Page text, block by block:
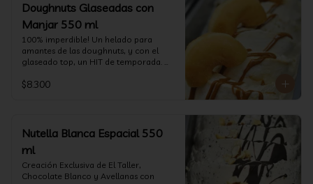
esta Edición es muy Limitada,
aproveche ya de vivir esta fantástica
experiencia!!
Ya disponible en www.eltallerchile.cl
Doughnuts Glaseadas con
Manjar 550 ml
100% imperdible! Un helado para
amantes de las doughnuts, y con el
glaseado top, un HIT de temporada.
$8.300
Nutella Blanca Espacial 550
ml
Creación Exclusiva de El Taller,
Chocolate Blanco y Avellanas con